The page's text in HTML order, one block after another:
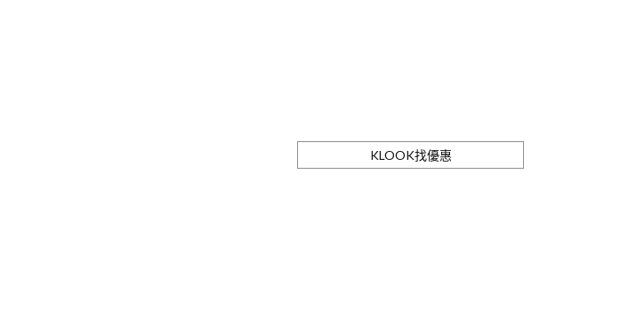
KLOOK找優惠